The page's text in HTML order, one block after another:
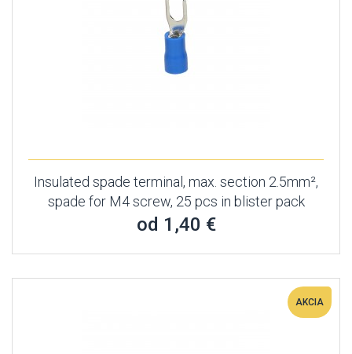
Insulated spade terminal, max. section 2.5mm²,
spade for M4 screw, 25 pcs in blister pack
od 1,40 €
AKCIA